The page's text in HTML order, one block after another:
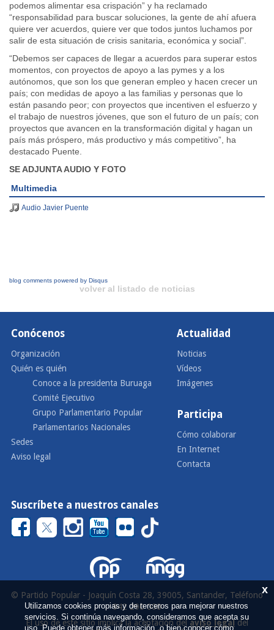
podemos alimentar esa crispación” y ha reclamado
“responsabilidad para buscar soluciones, la gente de ahí afuera
quiere ver acuerdos, quiere ver que todos juntos luchamos por
salir de esta situación de crisis sanitaria, económica y social”.
“Debemos ser capaces de llegar a acuerdos para superar estos
momentos, con proyectos de apoyo a las pymes y a los
autónomos, que son los que generan empleo y hacen crecer un
país; con medidas de apoyo a las familias y personas que lo
están pasando peor; con proyectos que incentiven el esfuerzo y
el trabajo de nuestros jóvenes, que son el futuro de un país; con
proyectos que avancen en la transformación digital y hagan un
país más próspero, más productivo y más competitivo”, ha
destacado Puente.
SE ADJUNTA AUDIO Y FOTO
Multimedia
Audio Javier Puente
blog comments powered by Disqus
volver al listado de noticias
Conócenos
Organización
Quién es quién
Conoce a la presidenta Buruaga
Comité Ejecutivo
Grupo Parlamentario Popular
Parlamentarios Nacionales
Sedes
Aviso legal
Actualidad
Noticias
Vídeos
Imágenes
Participa
Cómo colaborar
En Internet
Contacta
Suscríbete a nuestros canales
© Partido Popular - Joaquín Costa 28, 39005, Santander, Teléfono
942 290 000
El uso de este sitio implica la aceptación delaviso legaldel
x
Utilizamos cookies propias y de terceros para mejorar nuestros
servicios. Si continúa navegando, consideramos que acepta su
uso. Puede obtener más información, o bien conocer cómo